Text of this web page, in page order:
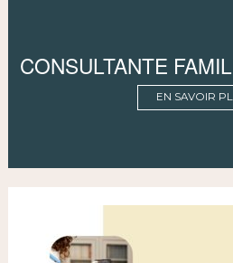
CONSULTANTE
EN SAVOIR